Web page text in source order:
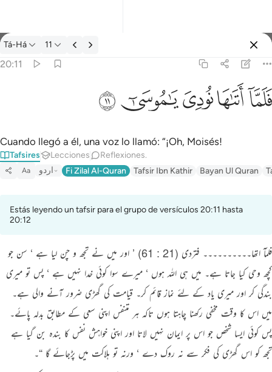
Tafsir: Tá-Há 20:11
Tá-Há 11
20:11
فَلَمَّآ أَتَىٰهَا نُودِىَ يَـٰمُوسَىٰٓ ١١
ﲵﲶﲷﲸﲹ
Cuando llegó a él, una voz lo llamó: “¡Oh, Moisés!
Tafsires Lecciones Reflexiones.
Aa اردو Fi Zilal Al-Quran Tafsir Ibn Kathir Bayan Ul Quran
Estás leyendo un tafsir para el grupo de versículos 20:11 hasta
20:12
فلمآ اتھا۔۔۔۔۔۔۔۔۔۔ فتردی (21 : 61) ’ اور میں نے تجھ و چن لیا ہے ‘ سن جو
کچھ وحی کیا جاتا ہے۔ میں ہی اللہ ہوں ‘ میرے سوا کوئی خدا نہیں ہے ‘ پس تو میری
بندگی کر اور میری یاد کے لئے نماز قائم کر۔ قیامت کی گھڑی ضرور آنے والی ہے۔
میں اس کا وقت مخفی رکھنا چاہتا ہوں تاکہ ہر متنفس اپنی سعی کے مطابق بدلہ پائے۔
پس کوئی ایسا شخص جو اس پر ایمان نہیں لاتا اور اپنی خواہش نفس کا بندہ بن گیا ہے
تجھ کو اس گھڑی کی فکر سے نہ روک دے ‘ ورنہ تو ہلاکت میں پڑجائے گا “۔